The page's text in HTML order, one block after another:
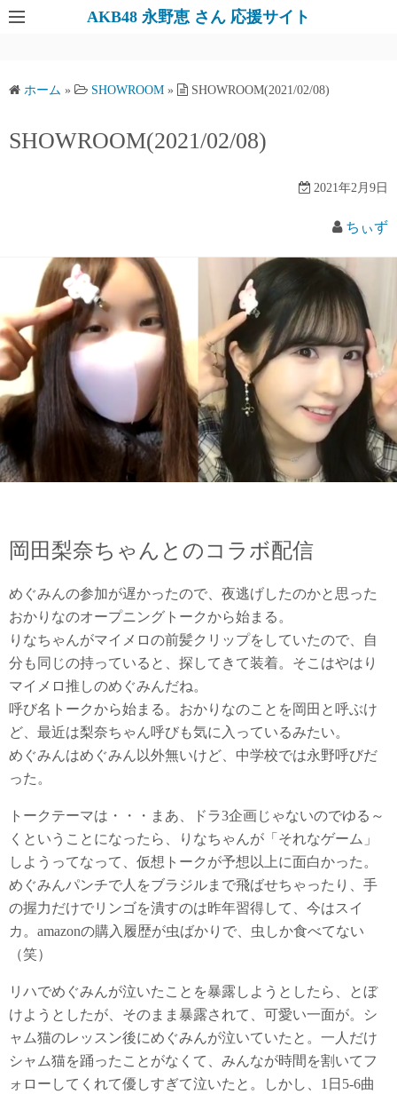
AKB48 永野恵 さん 応援サイト
ホーム » SHOWROOM » SHOWROOM(2021/02/08)
SHOWROOM(2021/02/08)
2021年2月9日
ちぃず
岡田梨奈ちゃんとのコラボ配信
めぐみんの参加が遅かったので、夜逃げしたのかと思った
おかりなのオープニングトークから始まる。
りなちゃんがマイメロの前髪クリップをしていたので、自
分も同じの持っていると、探してきて装着。そこはやはり
マイメロ推しのめぐみんだね。
呼び名トークから始まる。おかりなのことを岡田と呼ぶけ
ど、最近は梨奈ちゃん呼びも気に入っているみたい。
めぐみんはめぐみん以外無いけど、中学校では永野呼びだ
った。
トークテーマは・・・まあ、ドラ3企画じゃないのでゆる～
くということになったら、りなちゃんが「それなゲーム」
しようってなって、仮想トークが予想以上に面白かった。
めぐみんパンチで人をブラジルまで飛ばせちゃったり、手
の握力だけでリンゴを潰すのは昨年習得して、今はスイ
カ。amazonの購入履歴が虫ばかりで、虫しか食べてない
（笑）
リハでめぐみんが泣いたことを暴露しようとしたら、とぼ
けようとしたが、そのまま暴露されて、可愛い一面が。シ
ャム猫のレッスン後にめぐみんが泣いていたと。一人だけ
シャム猫を踊ったことがなくて、みんなが時間を割いてフ
ォローしてくれて優しすぎて泣いたと。しかし、1日5-6曲